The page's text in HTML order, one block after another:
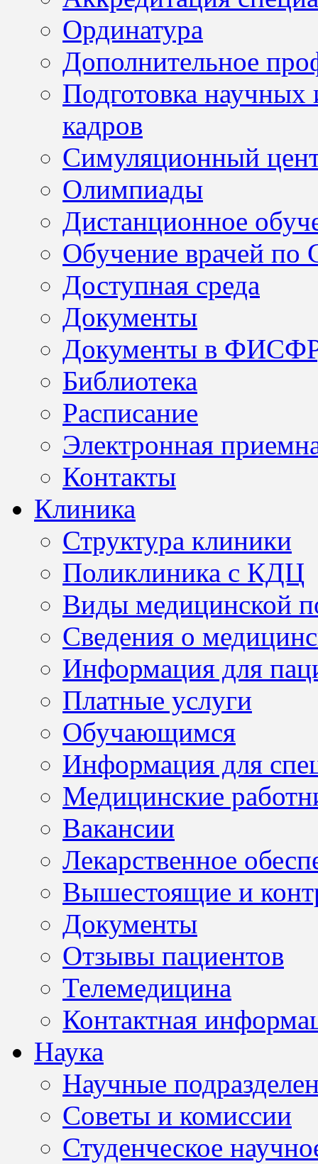
Ординатура
Дополнительное
Подготовка научных
кадров
Симуляционный
Олимпиады
Дистанционное
Обучение врачей по
Доступная среда
Документы
Документы в
Библиотека
Расписание
Электронная
Контакты
Клиника
Структура клиники
Поликлиника с КДЦ
Виды медицинской
Сведения о
Информация для
Платные услуги
Обучающимся
Информация для
Медицинские
Вакансии
Лекарственное
Вышестоящие и
Документы
Отзывы пациентов
Телемедицина
Контактная
Наука
Научные
Советы и комиссии
Студенческое